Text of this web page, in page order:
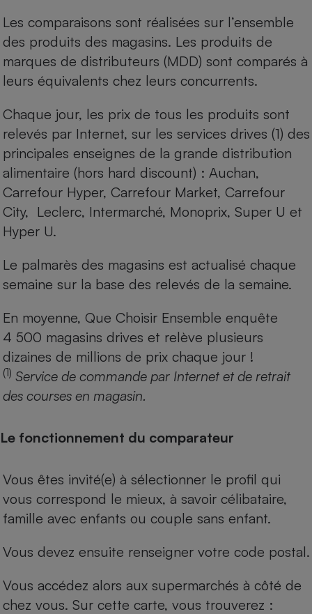
Les comparaisons sont réalisées sur l’ensemble
des produits des magasins. Les produits de
marques de distributeurs (MDD) sont comparés à
leurs équivalents chez leurs concurrents.
Chaque jour, les prix de tous les produits sont
relevés par Internet, sur les services drives (1) des
principales enseignes de la grande distribution
alimentaire (hors hard discount) : Auchan,
Carrefour Hyper, Carrefour Market, Carrefour
City, Leclerc, Intermarché, Monoprix, Super U et
Hyper U.
Le palmarès des magasins est actualisé chaque
semaine sur la base des relevés de la semaine.
En moyenne, Que Choisir Ensemble enquête
4 500 magasins drives et relève plusieurs
dizaines de millions de prix chaque jour !
(1) Service de commande par Internet et de retrait
des courses en magasin.
Le fonctionnement du comparateur
Vous êtes invité(e) à sélectionner le profil qui
vous correspond le mieux, à savoir célibataire,
famille avec enfants ou couple sans enfant.
Vous devez ensuite renseigner votre code postal.
Vous accédez alors aux supermarchés à côté de
chez vous. Sur cette carte, vous trouverez :